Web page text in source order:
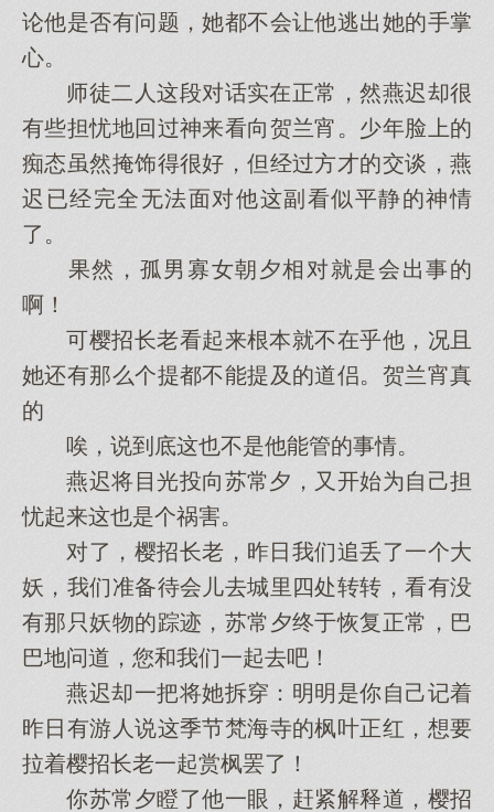
论他是否有问题，她都不会让他逃出她的手掌
心。
师徒二人这段对话实在正常，然燕迟却很
有些担忧地回过神来看向贺兰宵。少年脸上的
痴态虽然掩饰得很好，但经过方才的交谈，燕
迟已经完全无法面对他这副看似平静的神情
了。
果然，孤男寡女朝夕相对就是会出事的
啊！
可樱招长老看起来根本就不在乎他，况且
她还有那么个提都不能提及的道侣。贺兰宵真
的
唉，说到底这也不是他能管的事情。
燕迟将目光投向苏常夕，又开始为自己担
忧起来这也是个祸害。
对了，樱招长老，昨日我们追丢了一个大
妖，我们准备待会儿去城里四处转转，看有没
有那只妖物的踪迹，苏常夕终于恢复正常，巴
巴地问道，您和我们一起去吧！
燕迟却一把将她拆穿：明明是你自己记着
昨日有游人说这季节梵海寺的枫叶正红，想要
拉着樱招长老一起赏枫罢了！
你苏常夕瞪了他一眼，赶紧解释道，樱招